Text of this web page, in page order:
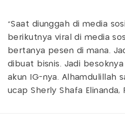
"Saat diunggah di media
berikutnya viral di media
bertanya pesen di mana.
dibuat bisnis. Jadi
akun IG-nya. Alhamdulillah
ucap Sherly Shafa Elinanda,